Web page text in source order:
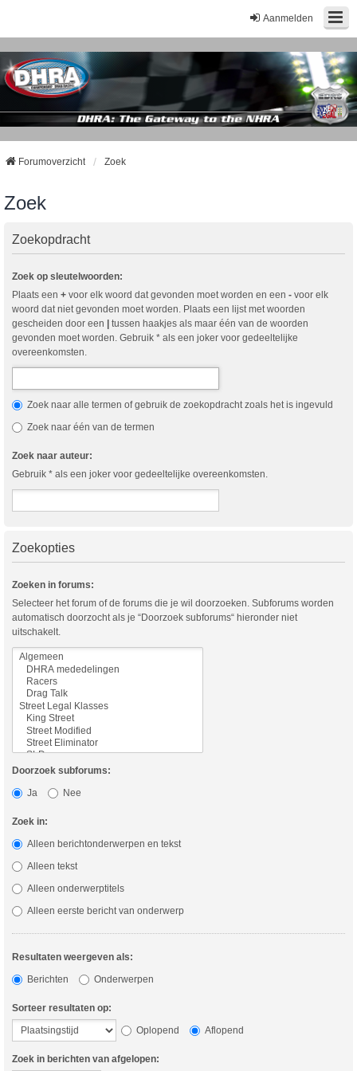
Aanmelden
Forumoverzicht Zoek
Zoek
Zoekopdracht
Zoek op sleutelwoorden:
Plaats een + voor elk woord dat gevonden moet worden en een - voor elk
woord dat niet gevonden moet worden. Plaats een lijst met woorden
gescheiden door een
tussen haakjes als maar één van de woorden
gevonden moet worden. Gebruik * als een joker voor gedeeltelijke
overeenkomsten.
Zoek naar alle termen of gebruik de zoekopdracht zoals het is ingevuld
Zoek naar één van de termen
Zoek naar auteur:
Gebruik * als een joker voor gedeeltelijke overeenkomsten.
Zoekopties
Zoeken in forums:
Selecteer het forum of de forums die je wil doorzoeken. Subforums worden
automatisch doorzocht als je “Doorzoek subforums“ hieronder niet
uitschakelt.
Doorzoek subforums:
Ja
Nee
Zoek in:
Alleen berichtonderwerpen en tekst
Alleen tekst
Alleen onderwerptitels
Alleen eerste bericht van onderwerp
Resultaten weergeven als:
Berichten
Onderwerpen
Sorteer resultaten op:
Oplopend
Aflopend
Zoek in berichten van afgelopen: